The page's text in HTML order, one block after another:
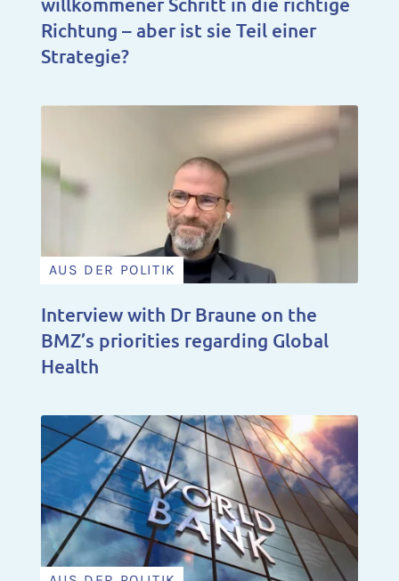
Richtung – aber ist sie Teil einer
Strategie?
AUS DER POLITIK
Interview with Dr Braune on the
BMZ’s priorities regarding Global
Health